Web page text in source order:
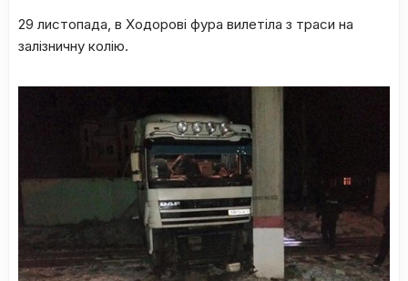
29 листопада, в Ходорові фура вилетіла з траси на
залізничну колію.